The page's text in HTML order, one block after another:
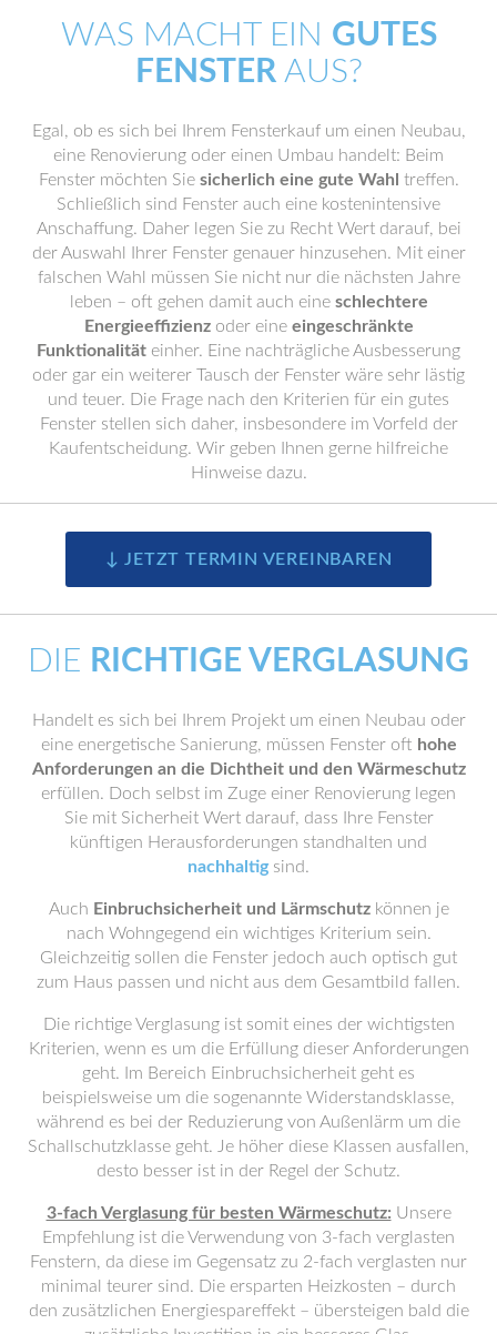
WAS MACHT EIN GUTES
FENSTERAUS?
Egal, ob es sich bei Ihrem Fensterkauf um einen Neubau,
eine Renovierung oder einen Umbau handelt: Beim
Fenster möchten Sie sicherlich eine gute Wahl treffen.
Schließlich sind Fenster auch eine kostenintensive
Anschaffung. Daher legen Sie zu Recht Wert darauf, bei
der Auswahl Ihrer Fenster genauer hinzusehen. Mit einer
falschen Wahl müssen Sie nicht nur die nächsten Jahre
leben – oft gehen damit auch eine schlechtere
Energieeffizienzoder eine eingeschränkte
Funktionalität einher. Eine nachträgliche Ausbesserung
oder gar ein weiterer Tausch der Fenster wäre sehr lästig
und teuer. Die Frage nach den Kriterien für ein gutes
Fenster stellen sich daher, insbesondere im Vorfeld der
Kaufentscheidung. Wir geben Ihnen gerne hilfreiche
Hinweise dazu.
↓ JETZT TERMIN VEREINBAREN
DIE RICHTIGE VERGLASUNG
Handelt es sich bei Ihrem Projekt um einen Neubau oder
eine energetische Sanierung, müssen Fenster oft hohe
Anforderungen an die Dichtheit und den Wärmeschutz
erfüllen. Doch selbst im Zuge einer Renovierung legen
Sie mit Sicherheit Wert darauf, dass Ihre Fenster
künftigen Herausforderungen standhalten und
nachhaltigsind.
Auch Einbruchsicherheit und Lärmschutzkönnen je
nach Wohngegend ein wichtiges Kriterium sein.
Gleichzeitig sollen die Fenster jedoch auch optisch gut
zum Haus passen und nicht aus dem Gesamtbild fallen.
Die richtige Verglasung ist somit eines der wichtigsten
Kriterien, wenn es um die Erfüllung dieser Anforderungen
geht. Im Bereich Einbruchsicherheit geht es
beispielsweise um die sogenannte Widerstandsklasse,
während es bei der Reduzierung von Außenlärm um die
Schallschutzklasse geht. Je höher diese Klassen ausfallen,
desto besser ist in der Regel der Schutz.
3-fach Verglasung für besten Wärmeschutz: Unsere
Empfehlung ist die Verwendung von 3-fach verglasten
Fenstern, da diese im Gegensatz zu 2-fach verglasten nur
minimal teurer sind. Die ersparten Heizkosten – durch
den zusätzlichen Energiespareffekt – übersteigen bald die